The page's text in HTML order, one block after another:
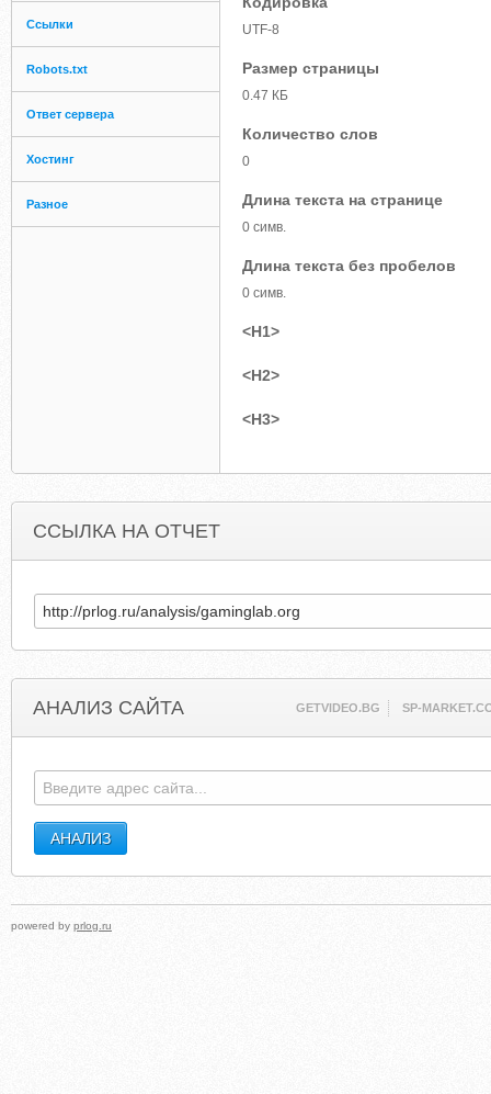
Ссылки
Robots.txt
Ответ сервера
Хостинг
Разное
UTF-8
Размер страницы
0.47 КБ
Количество слов
0
Длина текста на странице
0 симв.
Длина текста без пробелов
0 симв.
<H1>
<H2>
<H3>
ССЫЛКА НА ОТЧЕТ
АНАЛИЗ САЙТА GETVIDEO.BG SP-
powered by prlog.ru